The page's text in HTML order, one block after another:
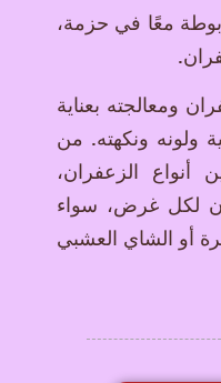
معًا في حزمة،
ومعالجته بعناية
ولونه ونكهته. من
أنواع الزعفران،
لكل غرض، سواء
أو الشاي العشبي